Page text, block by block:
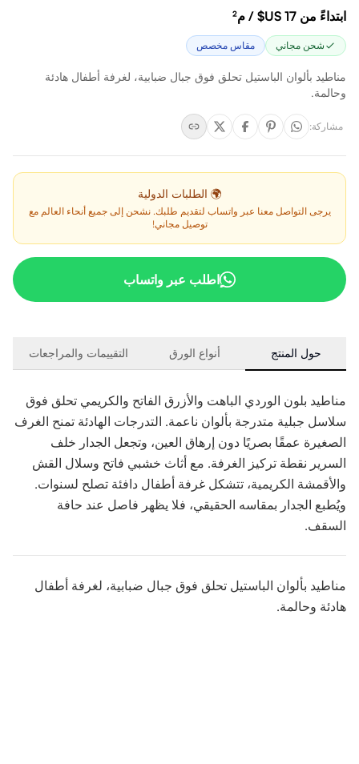
ابتداءً من ‏17 US$ / م²
شحن مجاني مقاس مخصص
مناطيد بألوان الباستيل تحلق فوق جبال ضبابية، لغرفة أطفال هادئة
وحالمة.
مشاركة:
🌍 الطلبات الدولية
يرجى التواصل معنا عبر واتساب لتقديم طلبك. نشحن إلى جميع أنحاء العالم مع
توصيل مجاني!
اطلب عبر واتساب
حول المنتج أنواع الورق التقييمات والمراجعات
مناطيد بلون الوردي الباهت والأزرق الفاتح والكريمي تحلق فوق
سلاسل جبلية متدرجة بألوان ناعمة. التدرجات الهادئة تمنح الغرف
الصغيرة عمقًا بصريًا دون إرهاق العين، وتجعل الجدار خلف
السرير نقطة تركيز الغرفة. مع أثاث خشبي فاتح وسلال القش
والأقمشة الكريمية، تتشكل غرفة أطفال دافئة تصلح لسنوات.
ويُطبع الجدار بمقاسه الحقيقي، فلا يظهر فاصل عند حافة
السقف.
مناطيد بألوان الباستيل تحلق فوق جبال ضبابية، لغرفة أطفال
هادئة وحالمة.